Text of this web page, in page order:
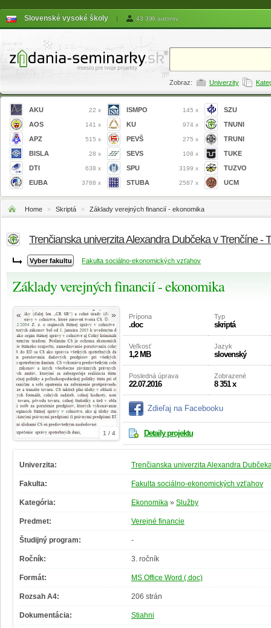
Slovenské vysoké školy | 43 396 autorov
Zobraz: Univerzity
AKU 22 x
AOS 141 x
APZ 515 x
BISLA 28 x
DTI 638 x
EUBA 3788 x
ISMPO 145 x
KU 974 x
PEVŠ 275 x
SEVS 108 x
SPU 3199 x
STUBA 2587 x
SZU
TNUNI
TRUNI
TUKE
TUZVO
UCM
Home » Skriptá » Základy verejných financií - ekonomika
Trenčianska univerzita Alexandra Dubčeka v Trenčíne -
Fakulta sociálno-ekonomických vzťahov
Základy verejných financií - ekonomika
1 / 4
« » Prípona
.doc
Typ
skriptá
Veľkosť
1,2 MB
Jazyk
slovenský
Posledná úprava
22.07.2016
Zobrazené
8 351 x
Zdieľaj na Facebooku
Detaily projektu
Univerzita: Trenčianska univerzita Alexandra
Fakulta: Fakulta sociálno-ekonomických vzťahov
Kategória: Ekonomika » Služby
Predmet: Verejné financie
Študijný program: -
Ročník: 3. ročník
Formát: MS Office Word (.doc)
Rozsah A4: 206 strán
Dokumentácia: Stiahni